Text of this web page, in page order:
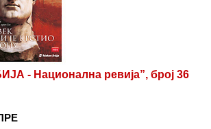
- Национална ревија”, број 36